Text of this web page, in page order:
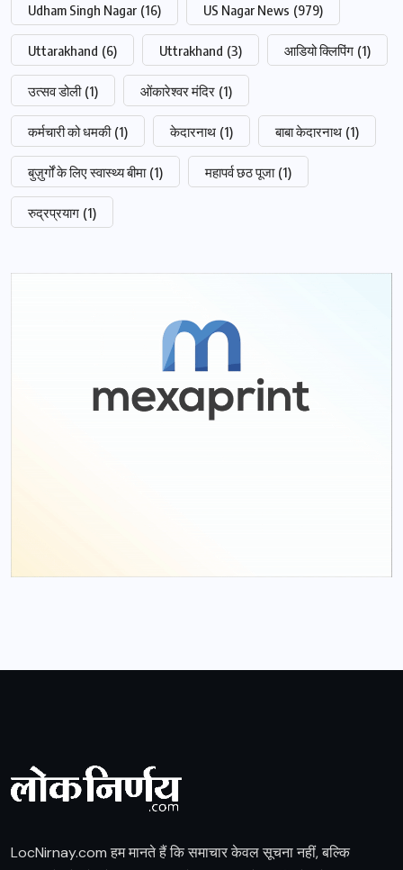
Udham Singh Nagar (16) US Nagar News (979)
Uttarakhand (6) Uttrakhand (3) आडियो क्लिपिंग (1)
उत्सव डोली (1) ओंकारेश्वर मंदिर (1)
कर्मचारी को धमकी (1) केदारनाथ (1) बाबा केदारनाथ (1)
बुज़ुर्गों के लिए स्वास्थ्य बीमा (1) महापर्व छठ पूजा (1)
रुद्रप्रयाग (1)
LocNirnay.com हम मानते हैं कि समाचार केवल सूचना नहीं, बल्कि